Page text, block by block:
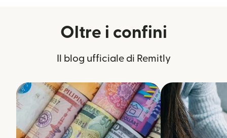
Oltre i confini
Il blog ufficiale di Remitly